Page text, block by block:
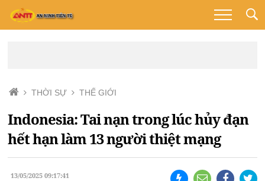
THỜI SỰ THẾ GIỚI
Indonesia: Tai nạn trong lúc hủy đạn
hết hạn làm 13 người thiệt mạng
13/05/2025 09:17:41